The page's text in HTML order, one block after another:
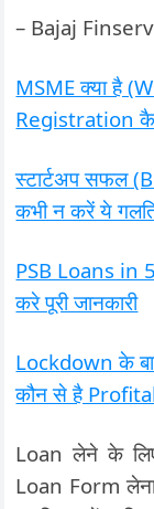
– Bajaj Finserv
MSME क्या है
Registration
स्टार्टअप सफल
कभी न करें ये
PSB Loans
करे पूरी जानकारी
Lockdown के
कौन से है
Loan लेने के
Loan Form